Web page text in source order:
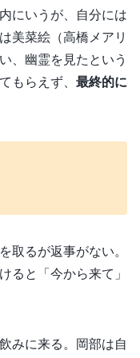
にいうが、自分には
美菜絵（高橋メアリ
、幽霊を見たという
もらえず、 最終的に
取るが返事がない。
ると「今から来て」
みに来る。岡部は自